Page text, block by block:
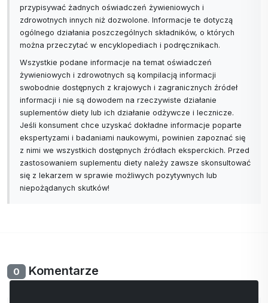
przypisywać żadnych oświadczeń żywieniowych i
zdrowotnych innych niż dozwolone. Informacje te dotyczą
ogólnego działania poszczególnych składników, o których
można przeczytać w encyklopediach i podręcznikach.
Wszystkie podane informacje na temat oświadczeń
żywieniowych i zdrowotnych są kompilacją informacji
swobodnie dostępnych z krajowych i zagranicznych źródeł
informacji i nie są dowodem na rzeczywiste działanie
suplementów diety lub ich działanie odżywcze i lecznicze.
Jeśli konsument chce uzyskać dokładne informacje poparte
ekspertyzami i badaniami naukowymi, powinien zapoznać się
z nimi we wszystkich dostępnych źródłach eksperckich. Przed
zastosowaniem suplementu diety należy zawsze skonsultować
się z lekarzem w sprawie możliwych pozytywnych lub
niepożądanych skutków!
0 Komentarze